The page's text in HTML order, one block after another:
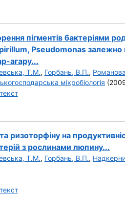
пігментів бактеріями
Pseudomonas залежно
агару...
Т.М., Горбань, В.П.,
мікробіологія
ризоторфіну на
з рослинами люпину...
Т.М., Горбань, В.П.,